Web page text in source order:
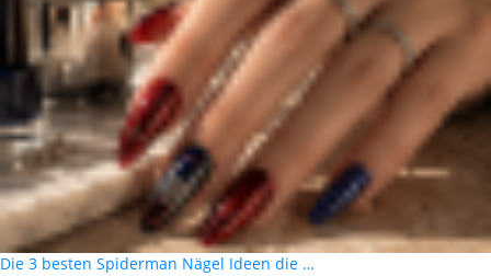
Die 3 besten Spiderman Nägel Ideen die …